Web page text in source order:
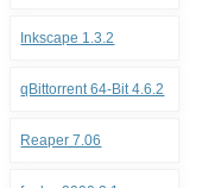
Inkscape 1.3.2
qBittorrent 64-Bit 4.6.2
Reaper 7.06